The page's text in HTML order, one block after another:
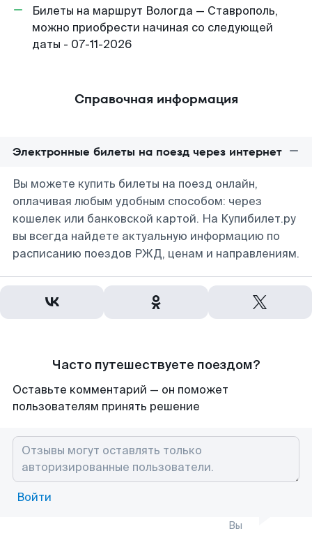
Билеты на маршрут Вологда — Ставрополь,
можно приобрести начиная со следующей
даты - 07-11-2026
Справочная информация
Электронные билеты на поезд через интернет
Вы можете купить билеты на поезд онлайн,
оплачивая любым удобным способом: через
кошелек или банковской картой. На Купибилет.ру
вы всегда найдете актуальную информацию по
расписанию поездов РЖД, ценам и направлениям.
Часто путешествуете поездом?
Оставьте комментарий — он поможет
пользователям принять решение
Войти
Вы